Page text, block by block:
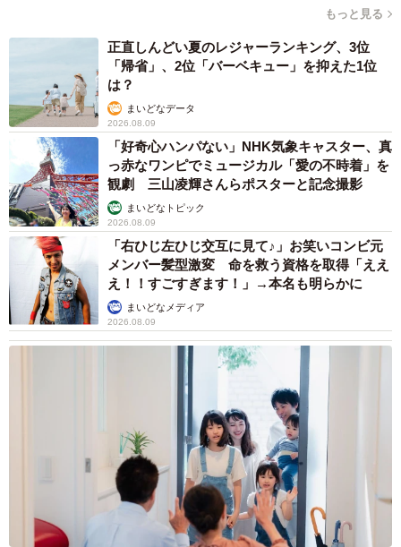
もっと見る
正直しんどい夏のレジャーランキング、3位
「帰省」、2位「バーベキュー」を抑えた1位
は？
まいどなデータ
2026.08.09
「好奇心ハンパない」NHK気象キャスター、真
っ赤なワンピでミュージカル「愛の不時着」を
観劇 三山凌輝さんらポスターと記念撮影
まいどなトピック
2026.08.09
「右ひじ左ひじ交互に見て♪」お笑いコンビ元
メンバー髪型激変 命を救う資格を取得「ええ
え！！すごすぎます！」→本名も明らかに
まいどなメディア
2026.08.09